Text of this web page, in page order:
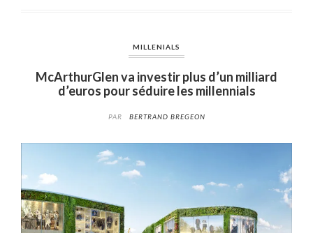
MILLENIALS
McArthurGlen va investir plus d’un milliard
d’euros pour séduire les millennials
PAR BERTRAND BREGEON